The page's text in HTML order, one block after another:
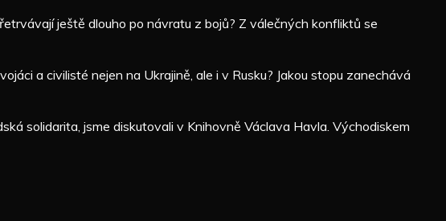
ještě dlouho po návratu z bojů? Z válečných konfliktů se
a civilisté nejen na Ukrajině, ale i v Rusku? Jakou stopu zanechává
solidarita, jsme diskutovali v Knihovně Václava Havla. Východiskem